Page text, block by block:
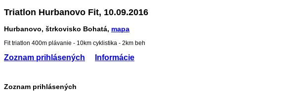
Triatlon Hurbanovo Fit, 10.09.2016
Hurbanovo, štrkovisko Bohatá, mapa
Fit triatlon 400m plávanie - 10km cyklistika - 2km beh
Zoznam prihlásených Informácie
Zoznam prihlásených